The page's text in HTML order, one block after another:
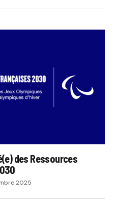
des Ressources
2025